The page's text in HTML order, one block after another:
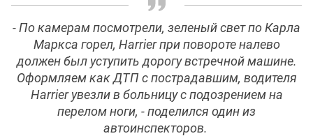
- По камерам посмотрели, зеленый свет по Карла
Маркса горел, Harrier при повороте налево
должен был уступить дорогу встречной машине.
Оформляем как ДТП с пострадавшим, водителя
Harrier увезли в больницу с подозрением на
перелом ноги, - поделился один из
автоинспекторов.